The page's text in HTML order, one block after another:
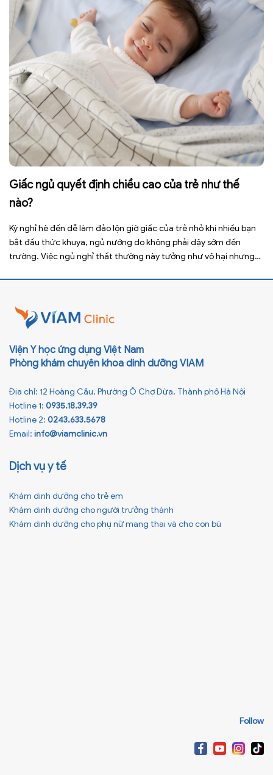
Giấc ngủ quyết định chiều cao của trẻ như thế
nào?
Kỳ nghỉ hè đến dễ làm đảo lộn giờ giấc của trẻ nhỏ khi nhiều bạn
bắt đầu thức khuya, ngủ nướng do không phải dậy sớm đến
trường. Việc ngủ nghỉ thất thường này tưởng như vô hại nhưng
Viện Y học ứng dụng Việt Nam
Phòng khám chuyên khoa dinh dưỡng VIAM
Địa chỉ: 12 Hoàng Cầu, Phường Ô Chợ Dừa, Thành phố Hà Nội
Hotline 1: 0935.18.39.39
Hotline 2: 0243.633.5678
Email: info@viamclinic.vn
Dịch vụ y tế
Khám dinh dưỡng cho trẻ em
Khám dinh dưỡng cho người trưởng thành
Khám dinh dưỡng cho phụ nữ mang thai và cho con bú
Follow